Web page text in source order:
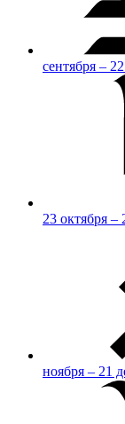
сентября –
23 октября –
ноября – 21